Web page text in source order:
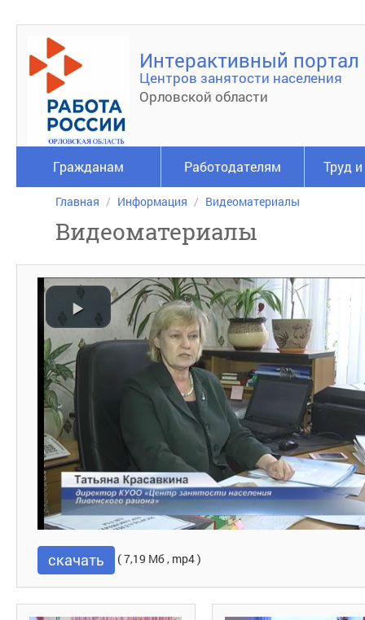
Интерактивный портал
Центров занятости населения
Орловской области
Гражданам Работодателям Труд
Главная Информация Видеоматериалы
Видеоматериалы
скачать ( 7,19 Мб , mp4 )